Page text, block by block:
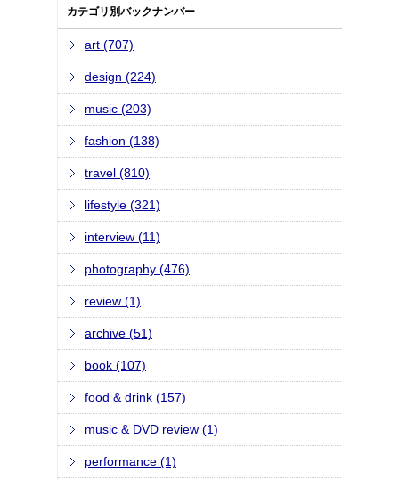
カテゴリ別バックナンバー
art (707)
design (224)
music (203)
fashion (138)
travel (810)
lifestyle (321)
interview (11)
photography (476)
review (1)
archive (51)
book (107)
food & drink (157)
music & DVD review (1)
performance (1)